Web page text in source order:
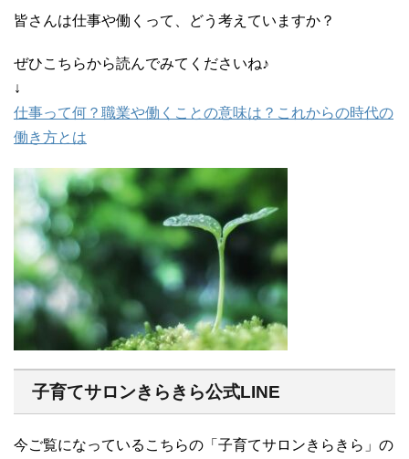
皆さんは仕事や働くって、どう考えていますか？
ぜひこちらから読んでみてくださいね♪
↓
仕事って何？職業や働くことの意味は？これからの時代の
働き方とは
子育てサロンきらきら公式LINE
今ご覧になっているこちらの「子育てサロンきらきら」の